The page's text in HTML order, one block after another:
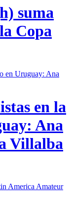
suma
Copa
en la
Ana
Villalba